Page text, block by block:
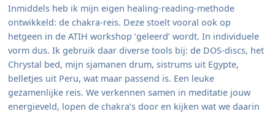
Inmiddels heb ik mijn eigen healing-reading-methode
ontwikkeld: de chakra-reis. Deze stoelt vooral ook op
hetgeen in de ATIH workshop ‘geleerd’ wordt. In individuele
vorm dus. Ik gebruik daar diverse tools bij: de DOS-discs, het
Chrystal bed, mijn sjamanen drum, sistrums uit Egypte,
belletjes uit Peru, wat maar passend is. Een leuke
gezamenlijke reis. We verkennen samen in meditatie jouw
energieveld, lopen de chakra’s door en kijken wat we daarin